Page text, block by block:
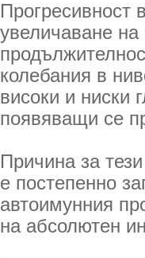
Прогресивност
увеличаване
колебания в
високи и ниски
появяващи се
Причина за
е постепенно
автоимунния
на абсолютен